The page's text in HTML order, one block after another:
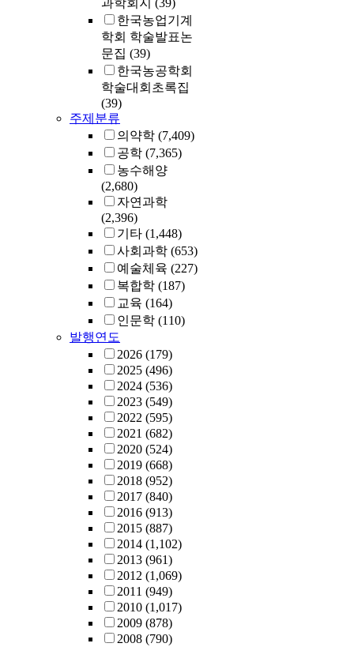
과학회지 (39)
한국농업기계
학회 학술발표논
문집 (39)
한국농공학회
학술대회초록집
(39)
주제분류
의약학 (7,409)
공학 (7,365)
농수해양
(2,680)
자연과학
(2,396)
기타 (1,448)
사회과학 (653)
예술체육 (227)
복합학 (187)
교육 (164)
인문학 (110)
발행연도
2026 (179)
2025 (496)
2024 (536)
2023 (549)
2022 (595)
2021 (682)
2020 (524)
2019 (668)
2018 (952)
2017 (840)
2016 (913)
2015 (887)
2014 (1,102)
2013 (961)
2012 (1,069)
2011 (949)
2010 (1,017)
2009 (878)
2008 (790)